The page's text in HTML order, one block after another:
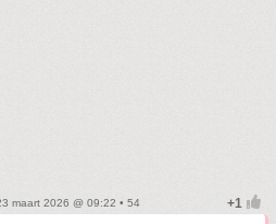
maart 2026 @ 09:22 • 54